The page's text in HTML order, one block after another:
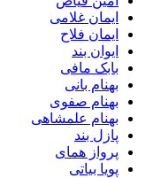
ایمان غلامی
ایمان فلاح
ایوان بند
بابک مافی
بهنام بانی
بهنام صفوی
بهنام علمشاهی
پازل بند
پرواز همای
پویا بیاتی